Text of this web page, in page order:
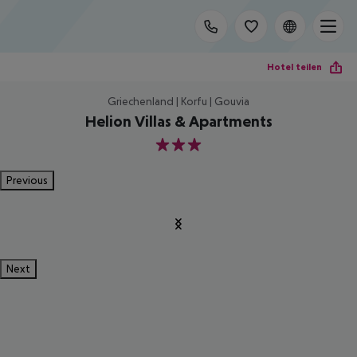
Hotel teilen
Griechenland | Korfu | Gouvia
Helion Villas & Apartments
3
Previous
Next